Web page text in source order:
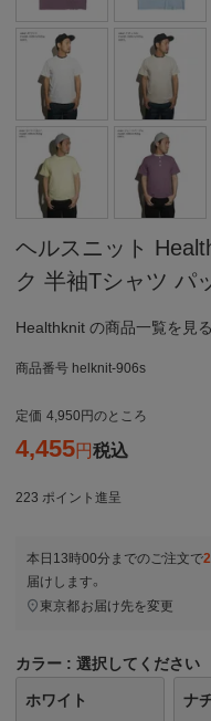
ヘルスニット
ク 半袖Tシャツ パ
Healthknit の商品一覧を見
商品番号 helknit-906s
定価 4,950 のところ
4,455 税込
223 ポイント進呈
本日 13時00分 までのご注文で
届けします。
東京都お届け先を変更
カラー 選択してください
ホワイト ナ